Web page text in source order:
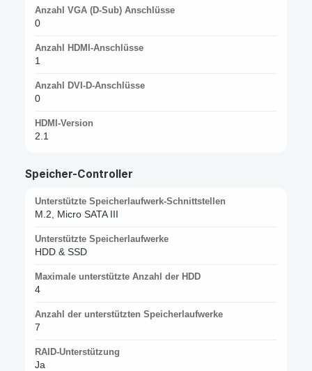
Anzahl VGA (D-Sub) Anschlüsse
0
Anzahl HDMI-Anschlüsse
1
Anzahl DVI-D-Anschlüsse
0
HDMI-Version
2.1
Speicher-Controller
Unterstützte Speicherlaufwerk-Schnittstellen
M.2, Micro SATA III
Unterstützte Speicherlaufwerke
HDD & SSD
Maximale unterstützte Anzahl der HDD
4
Anzahl der unterstützten Speicherlaufwerke
7
RAID-Unterstützung
Ja